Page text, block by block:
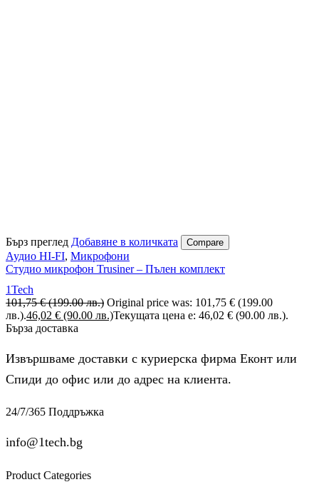
Бърз преглед Добавяне в количката Compare
Аудио HI-FI, Микрофони
Студио микрофон Trusiner – Пълен комплект
1Tech
101,75€ (199.00 лв.) Original price was: 101,75 € (199.00
лв.).46,02 € (90.00 лв.)Текущата цена е: 46,02 € (90.00 лв.).
Бърза доставка
Извършваме доставки с куриерска фирма Еконт или
Спиди до офис или до адрес на клиента.
24/7/365 Поддръжка
info@1tech.bg
Product Categories